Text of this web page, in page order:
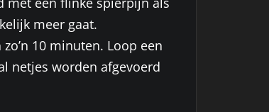
meer gaat.
10 minuten. Loop een
netjes worden afgevoerd